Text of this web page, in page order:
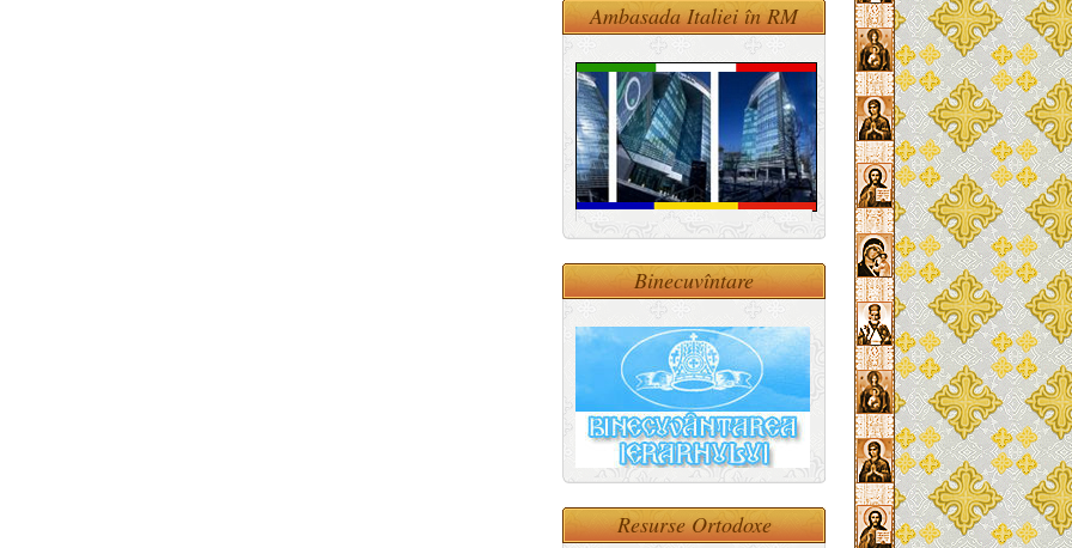
Ambasada Italiei în RM
Binecuvîntare
Resurse Ortodoxe